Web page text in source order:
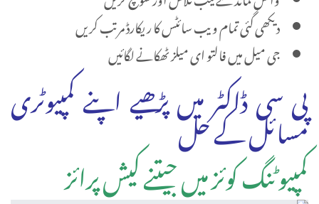
دیکھی گئی تمام ویب سائٹس کا ریکارڈ مرتب کریں
جی میل میں فالتو ای میلز ٹھکانے لگائیں
پی سی ڈاکٹر میں پڑھیے اپنے کمپیوٹری
مسائل کے حل
کمپیوٹنگ کوئز میں جیتنے کیش پرائز